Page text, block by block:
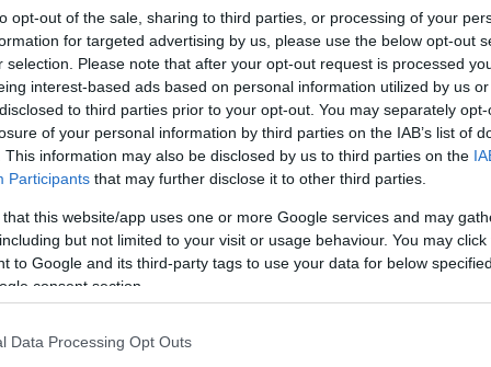
opt-out of the sale, sharing to third parties, or processing of your
for targeted advertising by us, please use the below opt-out
selection. Please note that after your opt-out request is processed
interest-based ads based on personal information utilized by us
to third parties prior to your opt-out. You may separately
of your personal information by third parties on the IAB’s list of
This information may also be disclosed by us to third parties on the
Participants that may further disclose it to other third parties.
that this website/app uses one or more Google services and may
but not limited to your visit or usage behaviour. You may
to Google and its third-party tags to use your data for below
consent section.
Data Processing Opt Outs
κυκλοφορίας επί του Αυτοκινητόδρομου
(Χ.Θ. 366), κόβοντας ουσιαστικά τη χώρα